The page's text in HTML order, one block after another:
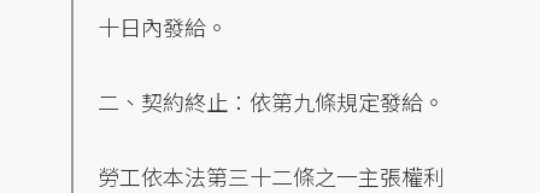
十日內發給。
二、契約終止：依第九條規定發給。
勞工依本法第三十二條之一主張權利